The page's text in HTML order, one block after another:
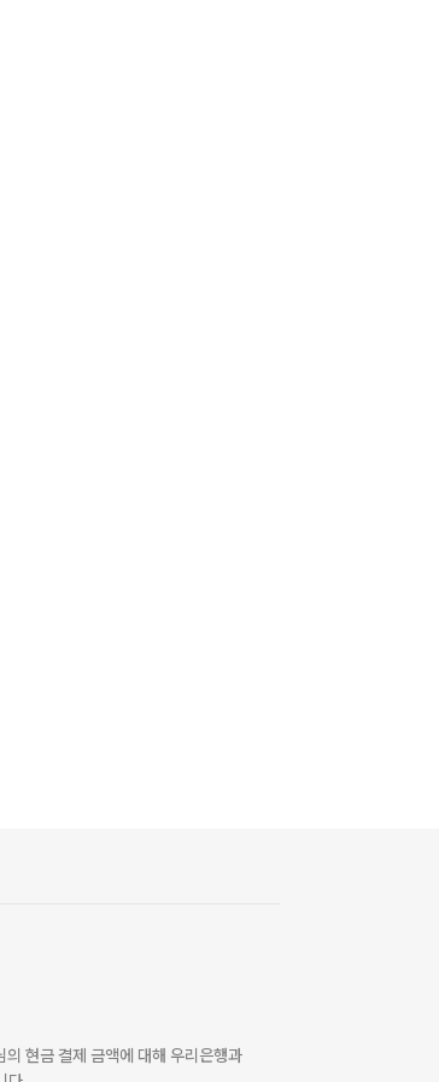
현금 결제 금액에 대해 우리은행과